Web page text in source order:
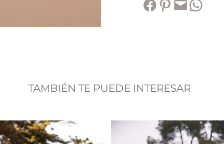
Compartir en Facebook Compartir en Pinterest Envía esta página por correo electrónico Compartir en WhatsApp
TAMBIÉN TE PUEDE INTERESAR